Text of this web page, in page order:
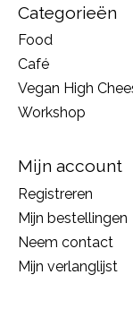
Categorieën
Food
Café
Vegan High
Workshop
Mijn account
Registreren
Mijn bestellingen
Neem contact
Mijn verlanglijst